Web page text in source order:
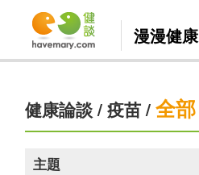
漫漫健康
健康論談/ 疫苗/ 全部
主題